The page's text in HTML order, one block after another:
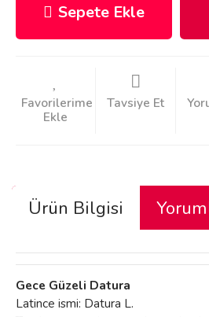
Sepete Ekle
Tavsiye Et
Ürün Bilgisi
Gece Güzeli Datura
Latince ismi: Datura L.